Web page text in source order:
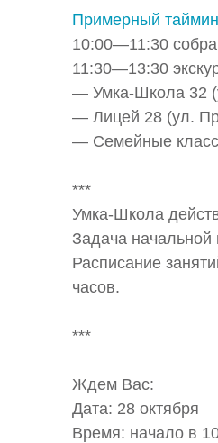
Примерный
10:00—11:30
11:30—13:30
— Умка-Школа 32
— Лицей 28 (ул.
— Семейные
***
Умка-Школа
Задача
Расписание
часов.
***
Ждем Вас:
Дата: 28 октября
Время: начало в